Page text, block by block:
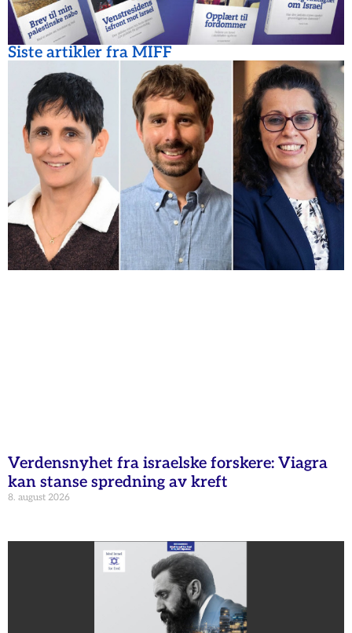
Siste artikler fra MIFF
Verdensnyhet fra israelske forskere: Viagra
kan stanse spredning av kreft
8. august 2026